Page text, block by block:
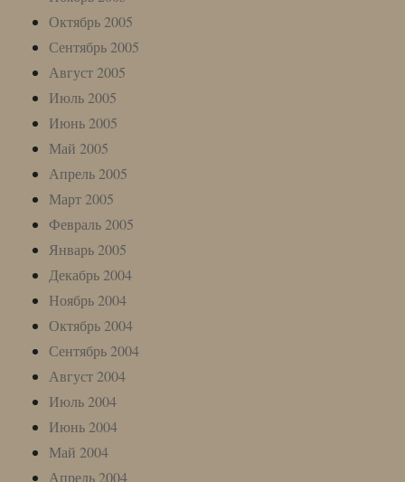
Октябрь 2005
Сентябрь 2005
Август 2005
Июль 2005
Июнь 2005
Май 2005
Апрель 2005
Март 2005
Февраль 2005
Январь 2005
Декабрь 2004
Ноябрь 2004
Октябрь 2004
Сентябрь 2004
Август 2004
Июль 2004
Июнь 2004
Май 2004
Апрель 2004